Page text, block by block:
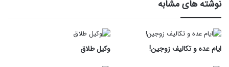
نوشته های مشابه
ایام عده و تکالیف زوجین! وکیل طلاق